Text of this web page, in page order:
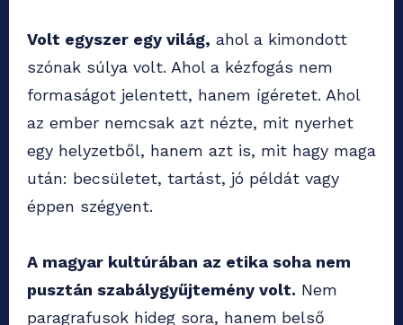
Volt egyszer egy világ, ahol a kimondott
szónak súlya volt. Ahol a kézfogás nem
formaságot jelentett, hanem ígéretet. Ahol
az ember nemcsak azt nézte, mit nyerhet
egy helyzetből, hanem azt is, mit hagy maga
után: becsületet, tartást, jó példát vagy
éppen szégyent.
A magyar kultúrában az etika soha nem
pusztán szabálygyűjtemény volt. Nem
paragrafusok hideg sora, hanem belső